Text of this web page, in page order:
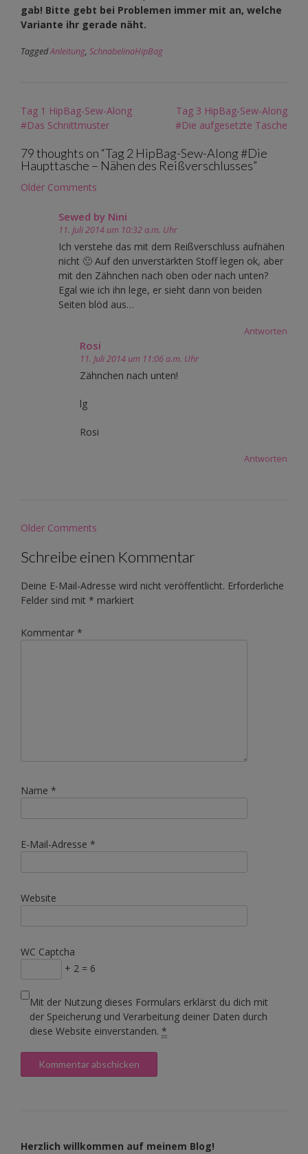
gab! Bitte gebt bei Problemen immer mit an, welche
Variante ihr gerade näht.
TaggedAnleitung, SchnabelinaHipBag
Post
navigation
Tag 1 HipBag-Sew-Along
#Das Schnittmuster
Tag 3 HipBag-Sew-Along
#Die aufgesetzte Tasche
79 thoughts on “Tag 2 HipBag-Sew-Along #Die
Haupttasche – Nähen des Reißverschlusses”
Comment
navigation
Older Comments
Sewed by Nini
11. Juli 2014 um 10:32 a.m. Uhr
Ich verstehe das mit dem Reißverschluss aufnähen
nicht 🙁 Auf den unverstärkten Stoff legen ok, aber
mit den Zähnchen nach oben oder nach unten?
Egal wie ich ihn lege, er sieht dann von beiden
Seiten blöd aus…
Antworten
Rosi
11. Juli 2014 um 11:06 a.m. Uhr
Zähnchen nach unten!
lg
Rosi
Antworten
Comment
navigation
Older Comments
Schreibe einen Kommentar
Deine E-Mail-Adresse wird nicht veröffentlicht. Erforderliche
Felder sind mit * markiert
Kommentar *
Name *
E-Mail-Adresse *
Website
WC Captcha
+ 2 = 6
Mit der Nutzung dieses Formulars erklärst du dich mit
der Speicherung und Verarbeitung deiner Daten durch
diese Website einverstanden. *
Herzlich willkommen auf meinem Blog!